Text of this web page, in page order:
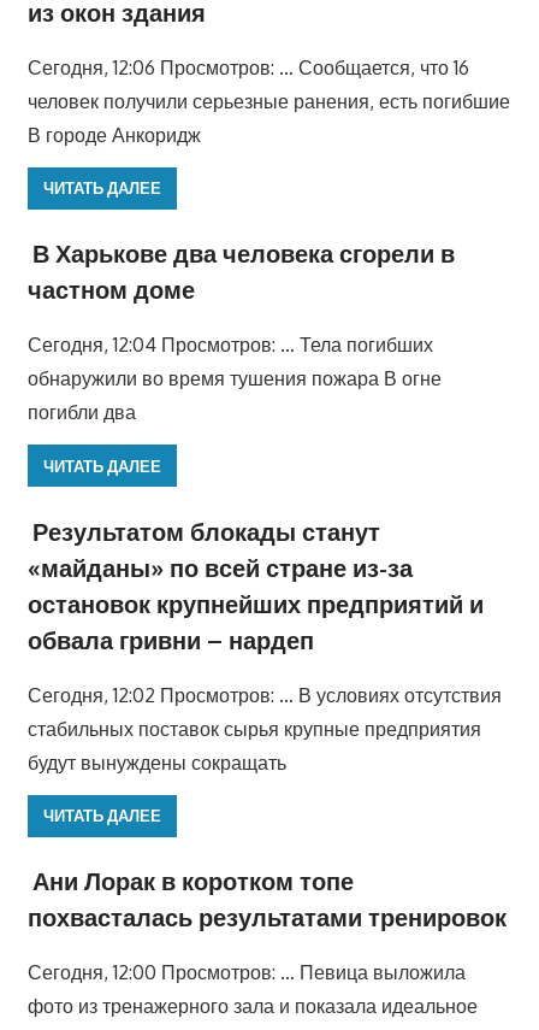
из окон здания
Сегодня, 12:06 Просмотров: … Сообщается, что 16
человек получили серьезные ранения, есть погибшие
В городе Анкоридж
ЧИТАТЬ ДАЛЕЕ
В Харькове два человека сгорели в
частном доме
Сегодня, 12:04 Просмотров: … Тела погибших
обнаружили во время тушения пожара В огне
погибли два
ЧИТАТЬ ДАЛЕЕ
Результатом блокады станут
«майданы» по всей стране из-за
остановок крупнейших предприятий и
обвала гривни – нардеп
Сегодня, 12:02 Просмотров: … В условиях отсутствия
стабильных поставок сырья крупные предприятия
будут вынуждены сокращать
ЧИТАТЬ ДАЛЕЕ
Ани Лорак в коротком топе
похвасталась результатами тренировок
Сегодня, 12:00 Просмотров: … Певица выложила
фото из тренажерного зала и показала идеальное